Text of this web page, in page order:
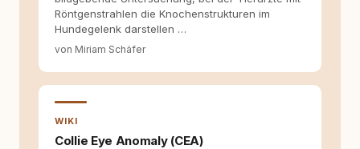
Hinterfragen zusammenkommen. Mit meinen
Texten möchte ich genau dazu beitragen.
Röntgenstrahlen die Knochenstrukturen im
Hundegelenk darstellen …
von Miriam Schäfer
WIKI
Collie Eye Anomaly (CEA)